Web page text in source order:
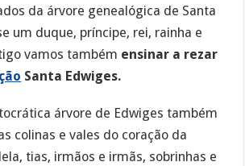
da árvore genealógica de Santa
um duque, príncipe, rei, rainha e
vamos também ensinar a rezar
Santa Edwiges.
árvore de Edwiges também
colinas e vales do coração da
tias, irmãos e irmãs, sobrinhas e